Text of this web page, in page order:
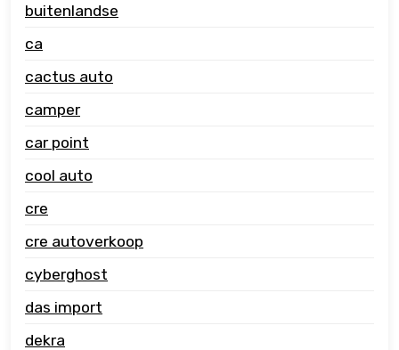
buitenlandse
ca
cactus auto
camper
car point
cool auto
cre
cre autoverkoop
cyberghost
das import
dekra